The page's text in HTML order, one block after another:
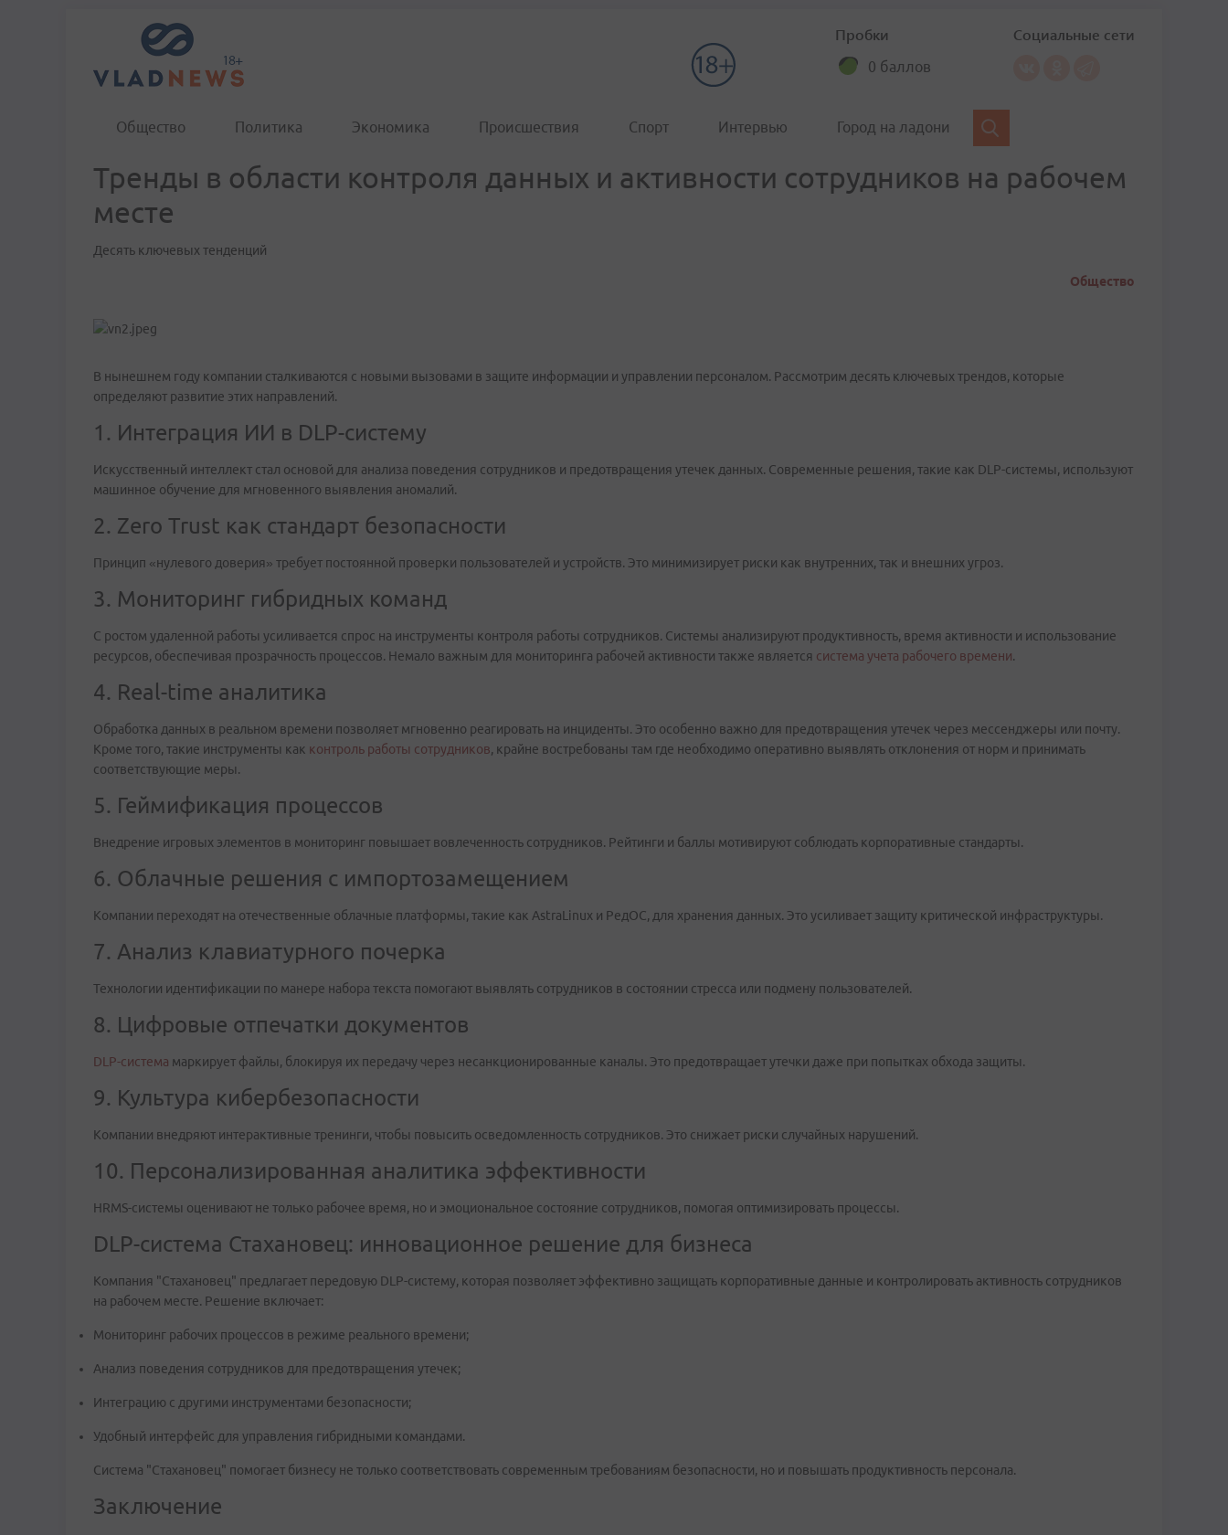
Пробки
0 баллов
Социальные сети
Общество Политика Экономика Происшествия Спорт Интервью Город на ладони
Тренды в области контроля данных и активности сотрудников на рабочем
месте
Десять ключевых тенденций
Общество
В нынешнем году компании сталкиваются с новыми вызовами в защите информации и управлении персоналом. Рассмотрим десять ключевых трендов, которые
определяют развитие этих направлений.
1. Интеграция ИИ в DLP-систему
Искусственный интеллект стал основой для анализа поведения сотрудников и предотвращения утечек данных. Современные решения, такие как DLP-системы, используют
машинное обучение для мгновенного выявления аномалий.
2. Zero Trust как стандарт безопасности
Принцип «нулевого доверия» требует постоянной проверки пользователей и устройств. Это минимизирует риски как внутренних, так и внешних угроз.
3. Мониторинг гибридных команд
С ростом удаленной работы усиливается спрос на инструменты контроля работы сотрудников. Системы анализируют продуктивность, время активности и использование
ресурсов, обеспечивая прозрачность процессов. Немало важным для мониторинга рабочей активности также является система учета рабочего времени.
4. Real-time аналитика
Обработка данных в реальном времени позволяет мгновенно реагировать на инциденты. Это особенно важно для предотвращения утечек через мессенджеры или почту.
Кроме того, такие инструменты как контроль работы сотрудников, крайне востребованы там где необходимо оперативно выявлять отклонения от норм и принимать
соответствующие меры.
5. Геймификация процессов
Внедрение игровых элементов в мониторинг повышает вовлеченность сотрудников. Рейтинги и баллы мотивируют соблюдать корпоративные стандарты.
6. Облачные решения с импортозамещением
Компании переходят на отечественные облачные платформы, такие как AstraLinux и РедОС, для хранения данных. Это усиливает защиту критической инфраструктуры.
7. Анализ клавиатурного почерка
Технологии идентификации по манере набора текста помогают выявлять сотрудников в состоянии стресса или подмену пользователей.
8. Цифровые отпечатки документов
DLP-система маркирует файлы, блокируя их передачу через несанкционированные каналы. Это предотвращает утечки даже при попытках обхода защиты.
9. Культура кибербезопасности
Компании внедряют интерактивные тренинги, чтобы повысить осведомленность сотрудников. Это снижает риски случайных нарушений.
10. Персонализированная аналитика эффективности
HRMS-системы оценивают не только рабочее время, но и эмоциональное состояние сотрудников, помогая оптимизировать процессы.
DLP-система Стахановец: инновационное решение для бизнеса
Компания "Стахановец" предлагает передовую DLP-систему, которая позволяет эффективно защищать корпоративные данные и контролировать активность сотрудников
на рабочем месте. Решение включает:
Мониторинг рабочих процессов в режиме реального времени;
Анализ поведения сотрудников для предотвращения утечек;
Интеграцию с другими инструментами безопасности;
Удобный интерфейс для управления гибридными командами.
Система "Стахановец" помогает бизнесу не только соответствовать современным требованиям безопасности, но и повышать продуктивность персонала.
Заключение